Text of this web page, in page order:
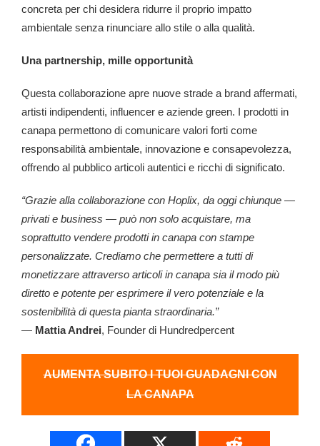
concreta per chi desidera ridurre il proprio impatto
ambientale senza rinunciare allo stile o alla qualità.
Una partnership, mille opportunità
Questa collaborazione apre nuove strade a brand affermati,
artisti indipendenti, influencer e aziende green. I prodotti in
canapa permettono di comunicare valori forti come
responsabilità ambientale, innovazione e consapevolezza,
offrendo al pubblico articoli autentici e ricchi di significato.
“Grazie alla collaborazione con Hoplix, da oggi chiunque —
privati e business — può non solo acquistare, ma
soprattutto vendere prodotti in canapa con stampe
personalizzate. Crediamo che permettere a tutti di
monetizzare attraverso articoli in canapa sia il modo più
diretto e potente per esprimere il vero potenziale e la
sostenibilità di questa pianta straordinaria.”
— Mattia Andrei, Founder di Hundredpercent
AUMENTA SUBITO I TUOI GUADAGNI CON
LA CANAPA